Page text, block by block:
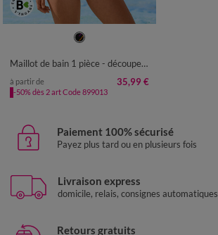
44
Maillot de bain 1 pièce - découpes princesse
à partir de 35,99 €
-50% dès 2 art Code 899013
Paiement 100% sécurisé
Payez plus tard ou en plusieurs fois
Livraison express
domicile, relais, consignes automatiques
Retours gratuits